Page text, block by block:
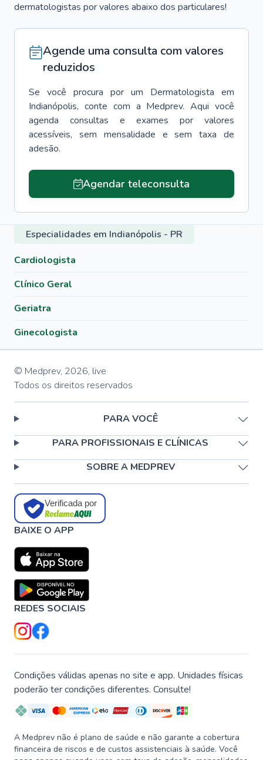
dermatologistas por valores abaixo dos particulares!
Agende uma consulta com valores
reduzidos
Se você procura por um Dermatologista em
Indianópolis, conte com a Medprev. Aqui você
agenda consultas e exames por valores
acessíveis, sem mensalidade e sem taxa de
adesão.
Agendar teleconsulta
Especialidades em Indianópolis - PR
Cardiologista
Clínico Geral
Geriatra
Ginecologista
© Medprev, 2026, live
Todos os direitos reservados
PARA VOCÊ
PARA PROFISSIONAIS E CLÍNICAS
SOBRE A MEDPREV
Verificada por
BAIXE O APP
REDES SOCIAIS
Condições válidas apenas no site e app. Unidades físicas
poderão ter condições diferentes. Consulte!
A Medprev não é plano de saúde e não garante a cobertura
financeira de riscos e de custos assistenciais à saúde. Você